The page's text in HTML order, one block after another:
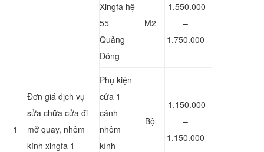
1
Đơn giá dịch vụ
sửa chữa cửa đi
mở quay, nhôm
kính xingfa 1
Xingfa hệ
55
Quảng
Đông
M2
1.550.000
–
1.750.000
Phụ kiện
cửa 1
cánh
nhôm
kính
Bộ
1.150.000
–
1.150.000